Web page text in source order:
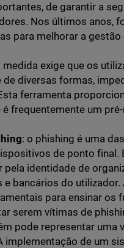
de garantir a
Nos últimos anos,
para melhorar a gestão
medida exige que os
diversas formas,
ferramenta
frequentemente um
: o phishing é uma
de ponto final.
identidade de
bancários do utilizador.
para ensinar os
serem vítimas de
pode representar uma
implementação de um